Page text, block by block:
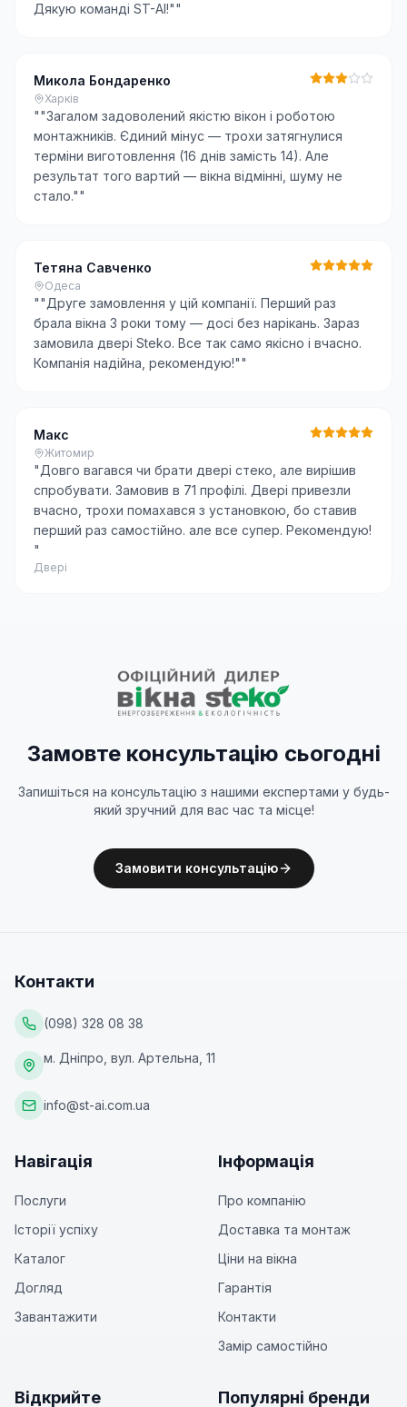
Дякую команді ST-AI!""
Микола Бондаренко
Харків
""Загалом задоволений якістю вікон і роботою
монтажників. Єдиний мінус — трохи затягнулися
терміни виготовлення (16 днів замість 14). Але
результат того вартий — вікна відмінні, шуму не
стало.""
Тетяна Савченко
Одеса
""Друге замовлення у цій компанії. Перший раз
брала вікна 3 роки тому — досі без нарікань. Зараз
замовила двері Steko. Все так само якісно і вчасно.
Компанія надійна, рекомендую!""
Макс
Житомир
"Довго вагався чи брати двері стеко, але вирішив
спробувати. Замовив в 71 профілі. Двері привезли
вчасно, трохи помахався з установкою, бо ставив
перший раз самостійно. але все супер. Рекомендую!
"
Двері
Замовте консультацію сьогодні
Запишіться на консультацію з нашими експертами у будь-
який зручний для вас час та місце!
Замовити консультацію
Контакти
(098) 328 08 38
м. Дніпро, вул. Артельна, 11
info@st-ai.com.ua
Навігація
Послуги
Історії успіху
Каталог
Догляд
Завантажити
Інформація
Про компанію
Доставка та монтаж
Ціни на вікна
Гарантія
Контакти
Замір самостійно
Відкрийте Популярні бренди